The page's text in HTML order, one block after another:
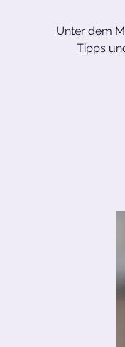
Unter dem
Tipps